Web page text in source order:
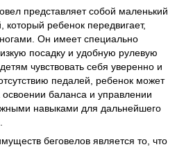
представляет собой маленький
который ребенок передвигает,
Он имеет специально
посадку и удобную рулевую
чувствовать себя уверенно и
педалей, ребенок может
освоении баланса и управлении
навыками для дальнейшего
беговелов является то, что